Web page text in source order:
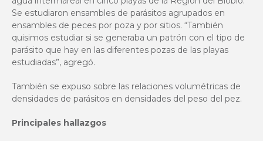
Se estudiaron ensambles de parásitos agrupados en
ensambles de peces por poza y por sitios. “También
quisimos estudiar si se generaba un patrón con el tipo de
parásito que hay en las diferentes pozas de las playas
estudiadas”, agregó.
También se expuso sobre las relaciones volumétricas de
densidades de parásitos en densidades del peso del pez.
Principales hallazgos